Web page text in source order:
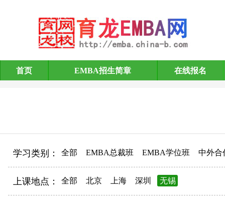
EMBA招生简章
首页 EMBA招生简章 在线报名
学习类别： 全部 EMBA总裁班 EMBA学位班 中外合
上课地点： 全部 北京 上海 深圳 无锡